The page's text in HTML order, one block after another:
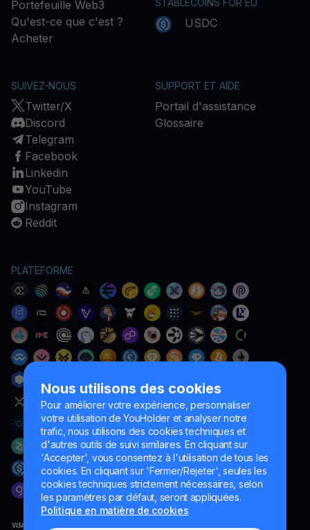
Nous utilisons des cookies
Pour améliorer votre expérience, personnaliser
votre utilisation de YouHolder et analyser notre
trafic, nous utilisons des cookies techniques et
d'autres outils de suivi similaires. En cliquant sur
'Accepter', vous consentez à l'utilisation de tous les
cookies. En cliquant sur 'Fermer/Rejeter', seules les
cookies techniques strictement nécessaires, selon
les paramètres par défaut, seront appliquées.
Politique en matière de cookies
Portefeuille Web3
Qu'est-ce que c'est ?
Acheter
STABLECOINS FOR EU
USDC
SUIVEZ-NOUS
Twitter/X
Discord
Telegram
Facebook
Linkedin
YouTube
Instagram
Reddit
SUPPORT ET AIDE
Portail d'assistance
Glossaire
PLATEFORME